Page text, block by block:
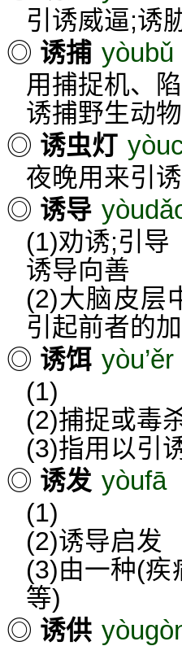
引诱威逼;诱
◎ 诱捕 yòubǔ
用捕捉机、
诱捕野生动物
◎ 诱虫灯
夜晚用来引
◎ 诱导
(1)劝诱;引导
诱导向善
(2)大脑皮层
引起前者的
◎ 诱饵 yòu’ěr
(1)
(2)捕捉或毒
(3)指用以引
◎ 诱发 yòufā
(1)
(2)诱导启发
(3)由一种(疾
等)
◎ 诱供